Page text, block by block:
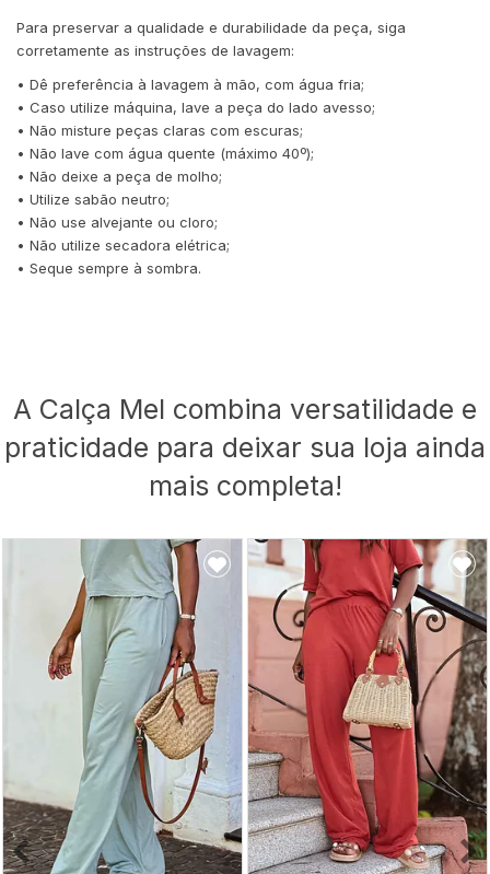
Para preservar a qualidade e durabilidade da peça, siga
corretamente as instruções de lavagem:
• Dê preferência à lavagem à mão, com água fria;
• Caso utilize máquina, lave a peça do lado avesso;
• Não misture peças claras com escuras;
• Não lave com água quente (máximo 40º);
• Não deixe a peça de molho;
• Utilize sabão neutro;
• Não use alvejante ou cloro;
• Não utilize secadora elétrica;
• Seque sempre à sombra.
A Calça Mel combina versatilidade e
praticidade para deixar sua loja ainda
mais completa!